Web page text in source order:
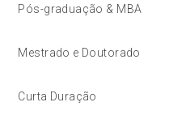
Pós-graduação & MBA
Mestrado e Doutorado
Curta Duração